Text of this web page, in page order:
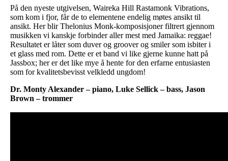
På den nyeste utgivelsen, Waireka Hill Rastamonk Vibrations,
som kom i fjor, får de to elementene endelig møtes ansikt til
ansikt. Her blir Thelonius Monk-komposisjoner filtrert gjennom
musikken vi kanskje forbinder aller mest med Jamaika: reggae!
Resultatet er låter som duver og groover og smiler som isbiter i
et glass med rom. Dette er et band vi like gjerne kunne hatt på
Jassbox; her er det like mye å hente for den erfarne entusiasten
som for kvalitetsbevisst velkledd ungdom!
Dr. Monty Alexander – piano, Luke Sellick – bass, Jason
Brown – trommer